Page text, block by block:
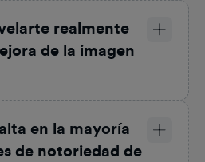
realmente
de la imagen
en la mayoría
de notoriedad de